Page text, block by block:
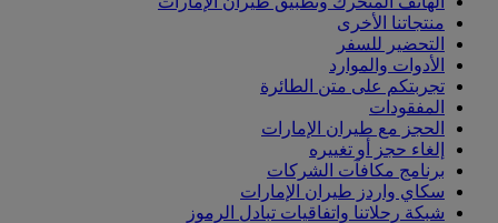
منتجاتنا الأخرى
التحضير للسفر
الأدوات والموارد
تجربتكم على متن الطائرة
المفقودات
الحجز مع طيران الإمارات
إلغاء حجز أو تغييره
برنامج مكافآت الشركات
سكاي واردز طيران الإمارات
شبكة رحلاتنا واتفاقيات تبادل الرموز